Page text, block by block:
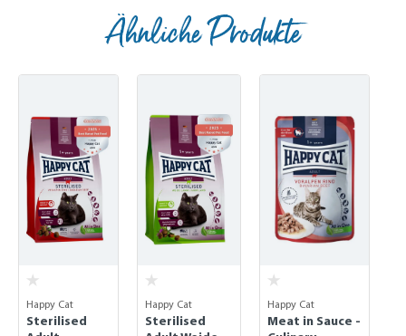
Ähnliche Produkte
Happy Cat
Sterilised
Happy Cat
Sterilised
Happy Cat
Meat in Sauce -